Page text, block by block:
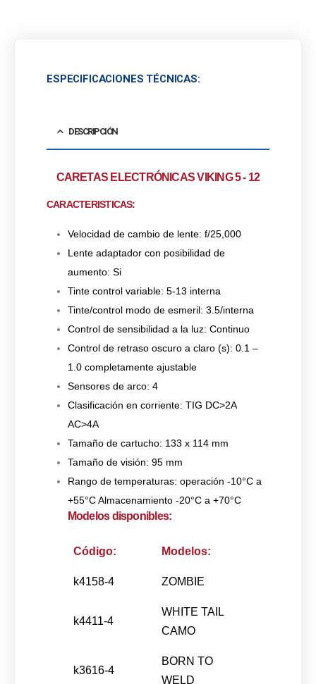
ESPECIFICACIONES TÉCNICAS:
DESCRIPCIÓN
CARETAS ELECTRÓNICAS VIKING 5 - 12
CARACTERISTICAS:
Velocidad de cambio de lente: f/25,000
Lente adaptador con posibilidad de
aumento: Si
Tinte control variable: 5-13 interna
Tinte/control modo de esmeril: 3.5/interna
Control de sensibilidad a la luz: Continuo
Control de retraso oscuro a claro (s): 0.1 –
1.0 completamente ajustable
Sensores de arco: 4
Clasificación en corriente: TIG DC>2A
AC>4A
Tamaño de cartucho: 133 x 114 mm
Tamaño de visión: 95 mm
Rango de temperaturas: operación -10°C a
+55°C Almacenamiento -20°C a +70°C
Modelos disponibles:
Código: Modelos:
k4158-4 ZOMBIE
k4411-4
WHITE TAIL
CAMO
k3616-4
BORN TO
WELD